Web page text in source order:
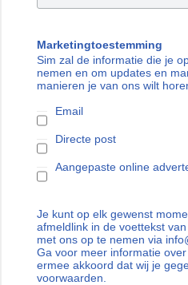
Marketingtoestemming
Sim zal de informatie die je
nemen en om updates en
manieren je van ons wilt
Email
Directe post
Aangepaste online
Je kunt op elk gewenst
afmeldlink in de voettekst
met ons op te nemen via
Ga voor meer informatie
ermee akkoord dat wij je
voorwaarden.